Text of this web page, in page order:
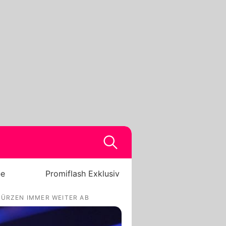
Promiflash Exklusiv
IMMER WEITER AB